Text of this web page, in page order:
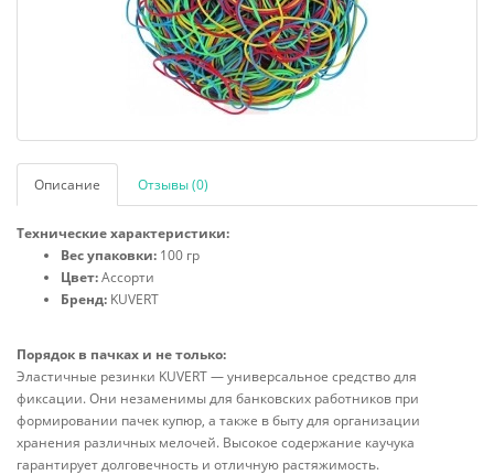
Описание Отзывы (0)
Технические характеристики:
Вес упаковки: 100 гр
Цвет:Ассорти
Бренд: KUVERT
Порядок в пачках и не только:
Эластичные резинки KUVERT — универсальное средство для
фиксации. Они незаменимы для банковских работников при
формировании пачек купюр, а также в быту для организации
хранения различных мелочей. Высокое содержание каучука
гарантирует долговечность и отличную растяжимость.